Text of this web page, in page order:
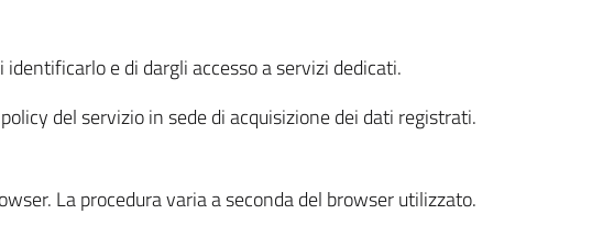
e di dargli accesso a servizi dedicati.
del servizio in sede di acquisizione dei dati registrati.
La procedura varia a seconda del browser utilizzato.